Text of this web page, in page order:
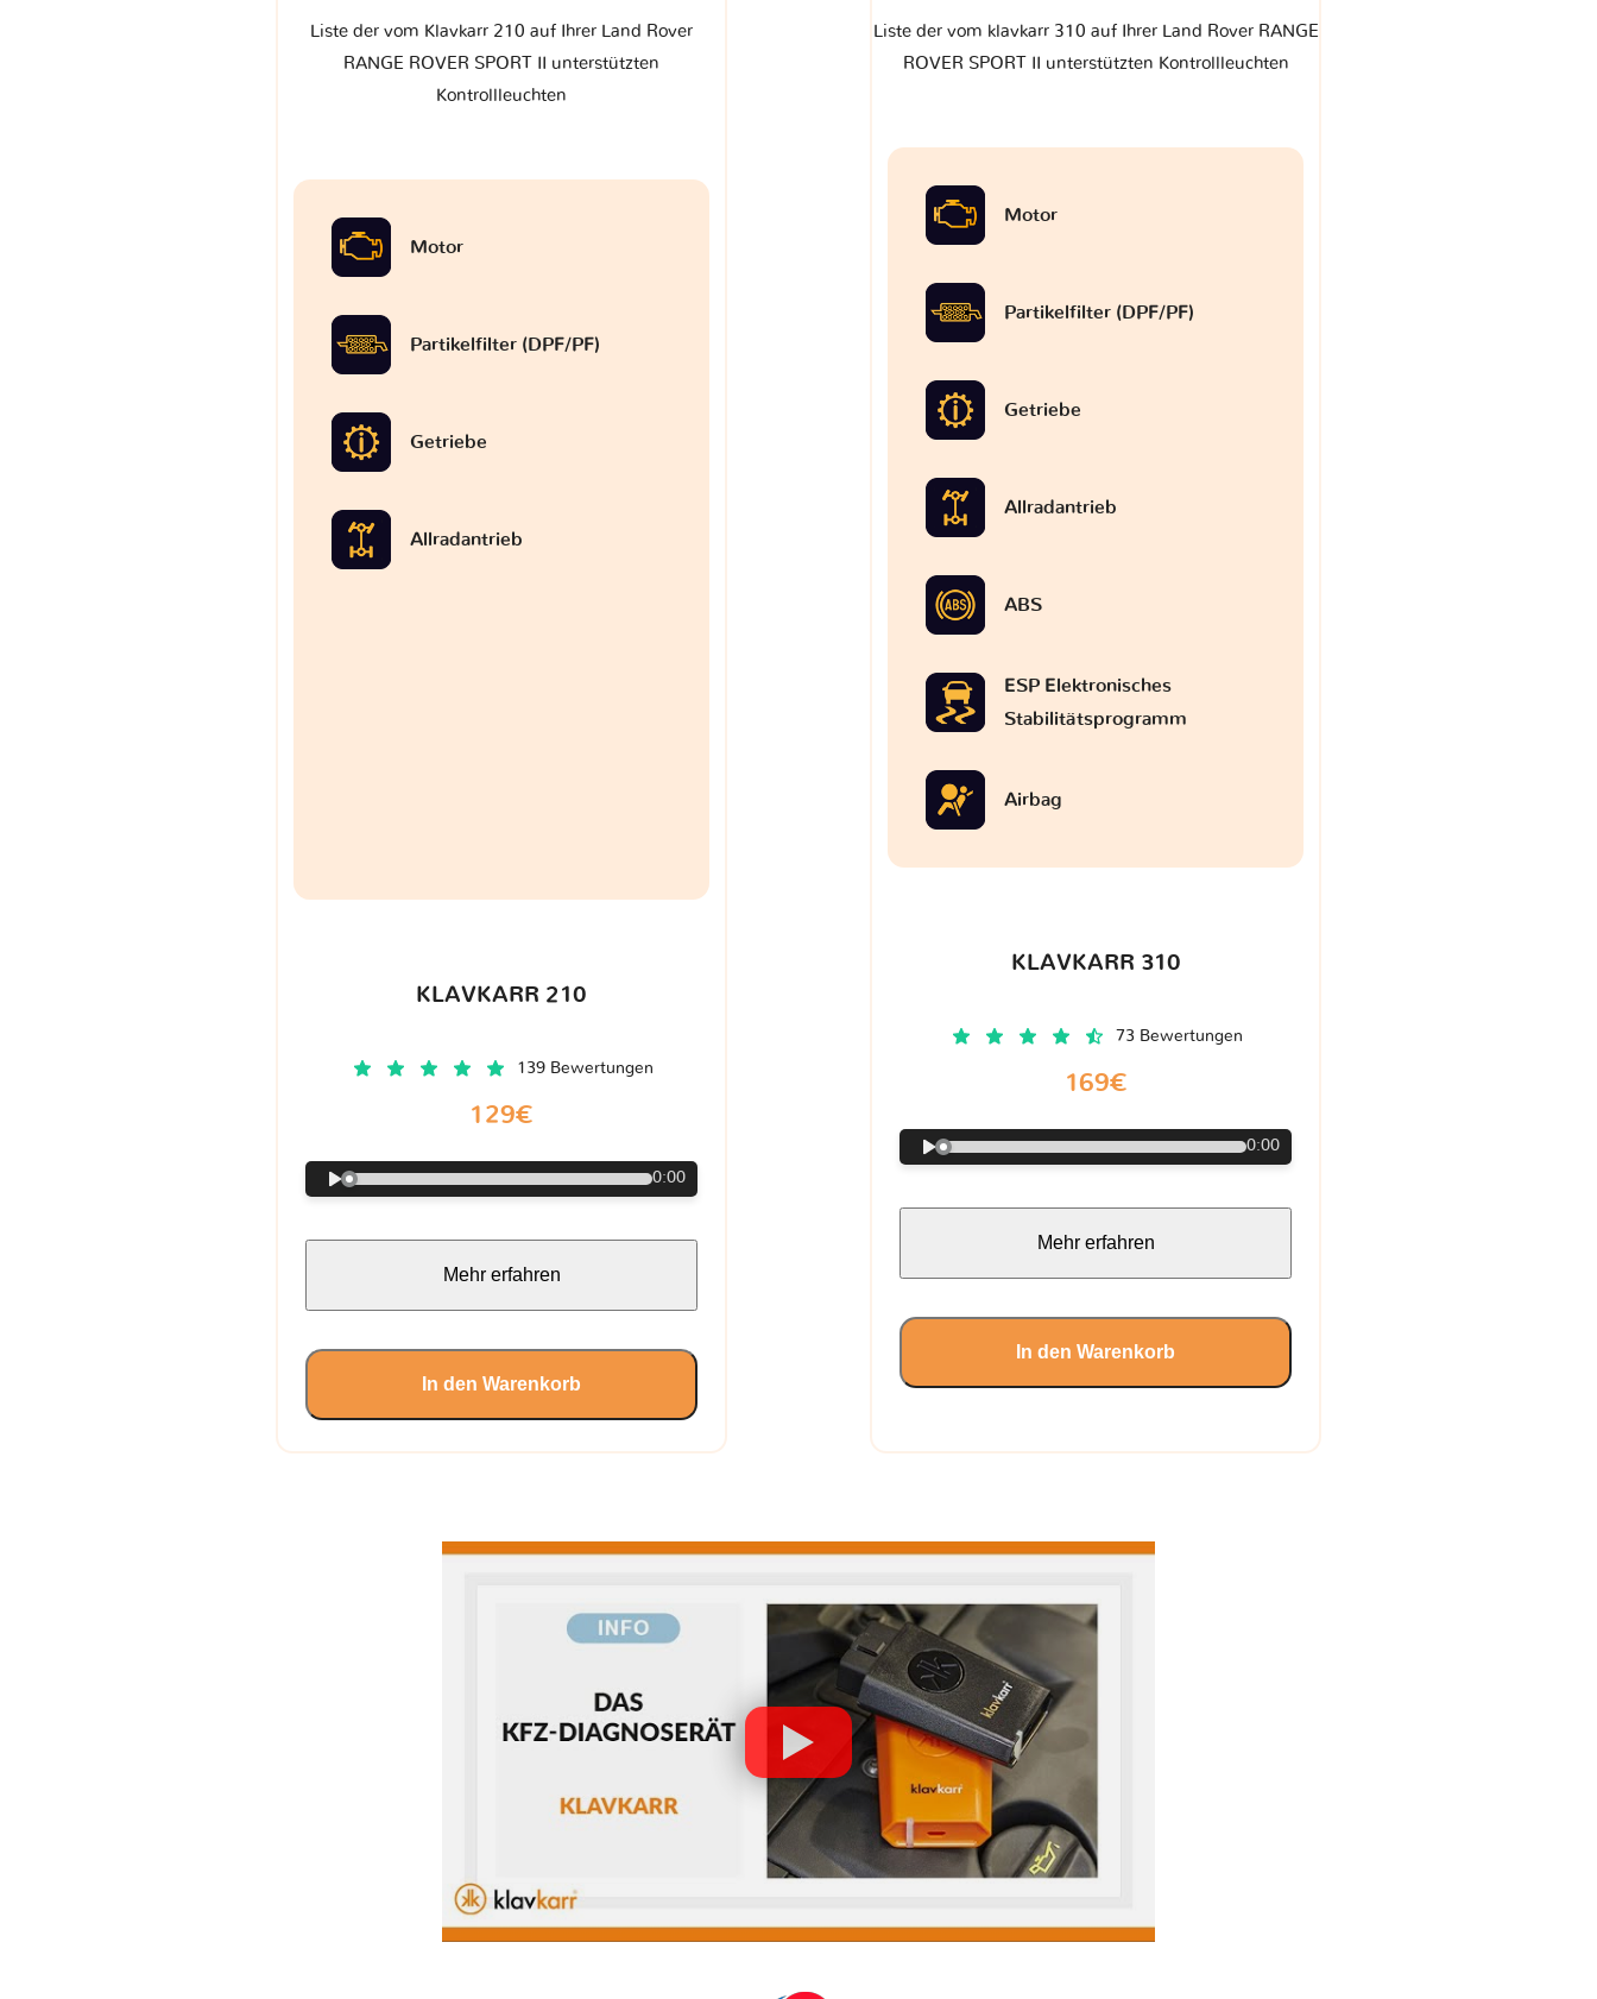
Liste der vom Klavkarr 210 auf Ihrer Land Rover
RANGE ROVER SPORT II unterstützten
Kontrollleuchten
Motor
Partikelfilter (DPF/PF)
Getriebe
Allradantrieb
KLAVKARR 210
139 Bewertungen
129€
0:00
Mehr erfahren
In den Warenkorb
Liste der vom klavkarr 310 auf Ihrer Land Rover RANGE
ROVER SPORT II unterstützten Kontrollleuchten
Motor
Partikelfilter (DPF/PF)
Getriebe
Allradantrieb
ABS
ESP Elektronisches
Stabilitätsprogramm
Airbag
KLAVKARR 310
73 Bewertungen
169€
0:00
Mehr erfahren
In den Warenkorb